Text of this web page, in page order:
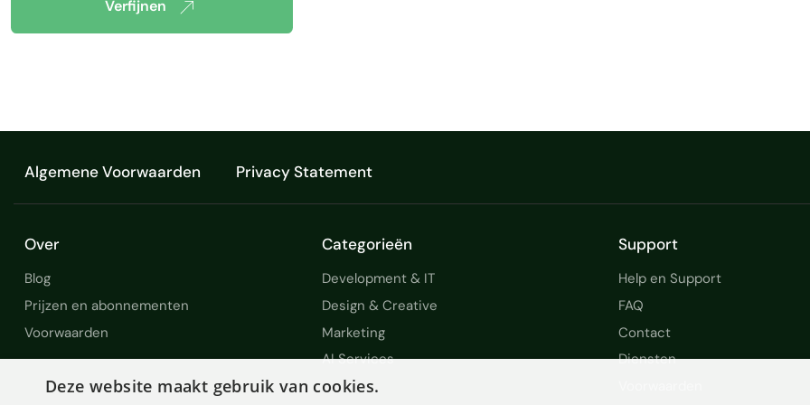
Verfijnen
Algemene Voorwaarden Privacy Statement
Over
Blog
Prijzen en abonnementen
Voorwaarden
Categorieën
Development & IT
Design & Creative
Marketing
AI Services
Support
Help en Support
FAQ
Contact
Diensten
Deze website maakt gebruik van cookies.